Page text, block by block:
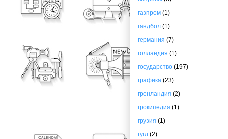
газпром (1)
гандбол (1)
германия (7)
голландия (1)
государство (197)
графика (23)
гренландия (2)
грокипедия (1)
грузия (1)
гугл (2)